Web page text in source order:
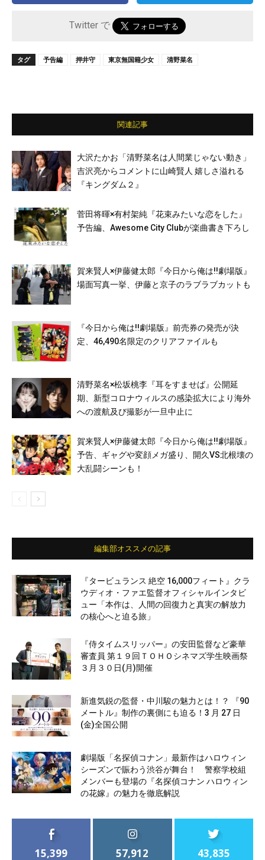
Twitter で
タグ 予告編 押井守 東京無国籍少女 清野菜名
関連記事
大沢たかお「清野菜名は人間業じゃない動き」
吉沢亮からコメントに山崎賢人 嬉しさ溢れる
『キングダム２』
菅田将暉×有村架純『花束みたいな恋をした』
予告編、Awesome City Clubが楽曲書き下ろし
賀来賢人×伊藤健太郎『今日から俺は!!劇場版』
場面写真一挙、伊藤と京子のラブラブカットも
『今日から俺は!!劇場版』前売券の発売が決
定、46,490名限定のクリアファイルも
清野菜名×松坂桃李『耳をすませば』公開延
期、新型コロナウィルスの感染拡大により海外
への渡航及び撮影が一旦中止に
賀来賢人×伊藤健太郎『今日から俺は!!劇場版』
予告、ギャグや変顔メガ盛り、開久VS北根壊の
大乱闘シーンも！
編集部オススメの記事
『タービュランス 絶空 16,000フィート』クラ
ウディオ・ファエ監督オフィシャルインタビ
ュー「本作は、人間の回復力と真実の解放力
の核心へと迫る旅」
『侍タイムスリッパー』の安田監督など豪華
審査員 第１９回ＴＯＨＯシネマズ学生映画祭
３月３０日(月)開催
新進気鋭の監督・中川駿の魅力とは！？ 『90
メートル』制作の裏側にも迫る！3 月 27 日
(金)全国公開
劇場版「名探偵コナン」最新作はハロウィン
シーズンで賑わう渋谷が舞台！ 警察学校組
メンバーも登場の『名探偵コナン ハロウィン
の花嫁』の魅力を徹底解説
15,399 57,912 43,835